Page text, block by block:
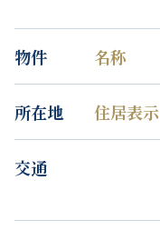
物件 名称
所在地 住居表示
交通